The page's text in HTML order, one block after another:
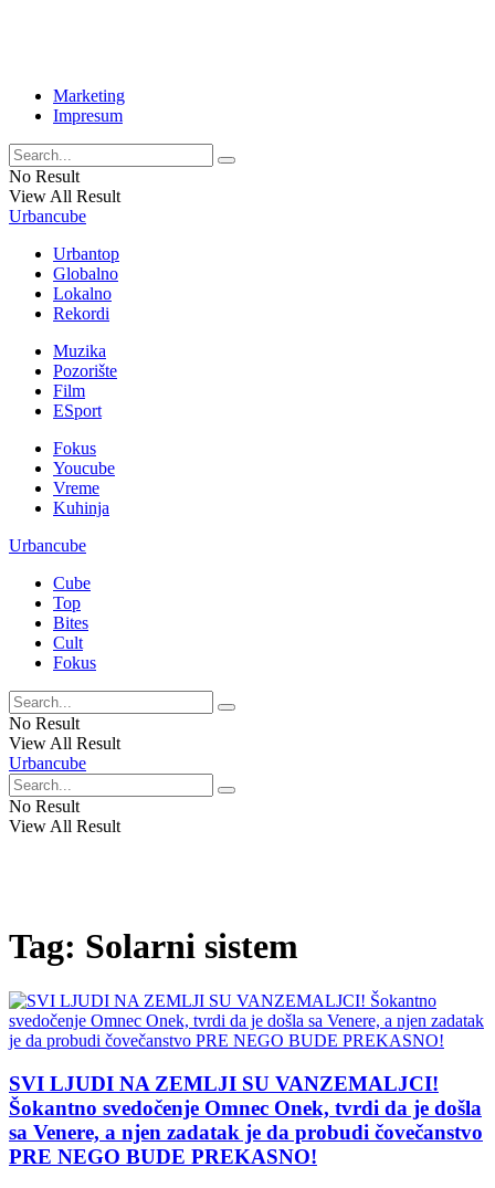
Marketing
Impresum
No Result
View All Result
Urbancube
Urbantop
Globalno
Lokalno
Rekordi
Muzika
Pozorište
Film
ESport
Fokus
Youcube
Vreme
Kuhinja
Urbancube
Cube
Top
Bites
Cult
Fokus
No Result
View All Result
Urbancube
No Result
View All Result
Tag: Solarni sistem
SVI LJUDI NA ZEMLJI SU VANZEMALJCI!
Šokantno svedočenje Omnec Onek, tvrdi da je došla
sa Venere, a njen zadatak je da probudi čovečanstvo
PRE NEGO BUDE PREKASNO!